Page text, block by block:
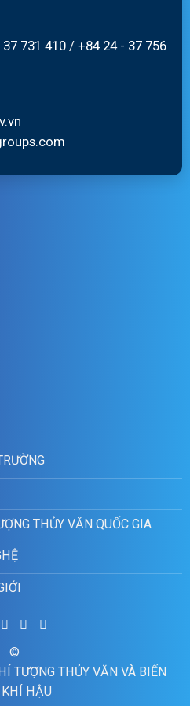
731 410 / +84 24 - 37 756
THỦY VĂN QUỐC GIA
©
TƯỢNG THỦY VĂN VÀ BIẾN
HẬU